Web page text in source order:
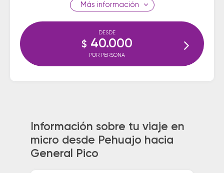
información
DESDE
$ 40.000
POR PERSONA
Información sobre tu viaje en
micro desde Pehuajo hacia
General Pico